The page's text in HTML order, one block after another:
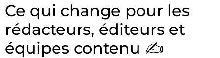
Ce qui change pour les
rédacteurs, éditeurs et
équipes contenu ✍️